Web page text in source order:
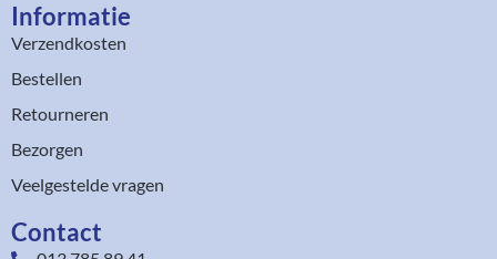
Informatie
Verzendkosten
Bestellen
Retourneren
Bezorgen
Veelgestelde vragen
Contact